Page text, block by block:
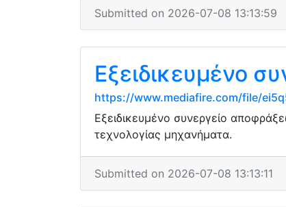
Submitted on 2026-07-08 13:13:59
Εξειδικευμένο
https://www.mediafire.com/file/
Εξειδικευμένο συνεργείο
τεχνολογίας μηχανήματα.
Submitted on 2026-07-08 13:13:11